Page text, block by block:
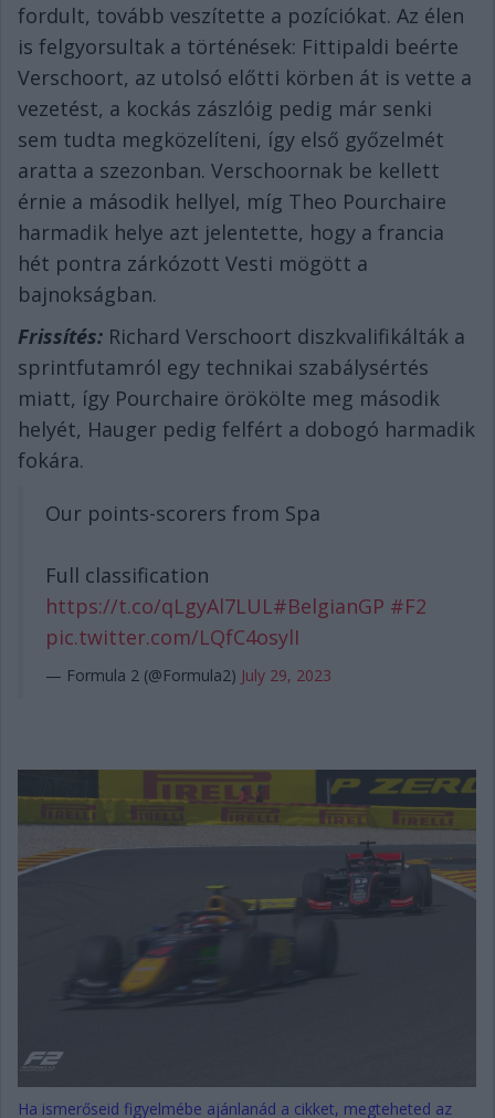
fordult, tovább veszítette a pozíciókat. Az élen
is felgyorsultak a történések: Fittipaldi beérte
Verschoort, az utolsó előtti körben át is vette a
vezetést, a kockás zászlóig pedig már senki
sem tudta megközelíteni, így első győzelmét
aratta a szezonban. Verschoornak be kellett
érnie a második hellyel, míg Theo Pourchaire
harmadik helye azt jelentette, hogy a francia
hét pontra zárkózott Vesti mögött a
bajnokságban.
Frissítés: Richard Verschoort diszkvalifikálták a
sprintfutamról egy technikai szabálysértés
miatt, így Pourchaire örökölte meg második
helyét, Hauger pedig felfért a dobogó harmadik
fokára.
Our points-scorers from Spa
Full classification
https://t.co/qLgyAl7LUL#BelgianGP #F2
pic.twitter.com/LQfC4osylI
— Formula 2 (@Formula2) July 29, 2023
Ha ismerőseid figyelmébe ajánlanád a cikket, megteheted az